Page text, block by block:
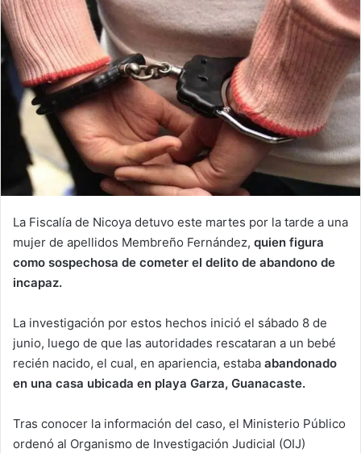
La Fiscalía de Nicoya detuvo este martes por la tarde a una
mujer de apellidos Membreño Fernández, quien figura
como sospechosa de cometer el delito de abandono de
incapaz.
La investigación por estos hechos inició el sábado 8 de
junio, luego de que las autoridades rescataran a un bebé
recién nacido, el cual, en apariencia, estaba abandonado
en una casa ubicada en playa Garza, Guanacaste.
Tras conocer la información del caso, el Ministerio Público
ordenó al Organismo de Investigación Judicial (OIJ)